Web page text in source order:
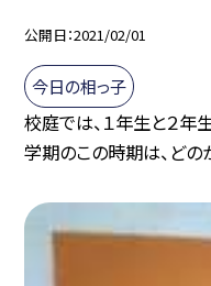
公開日 2021/02/01
今日の相っ子
校庭では、１年生と２年
学期のこの時期は、どの